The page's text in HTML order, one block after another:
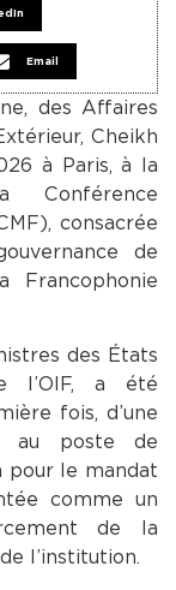
Email
des Affaires
Cheikh
à Paris, à la
Conférence
consacrée
de
Francophonie
des États
l’OIF, a été
fois, d’une
au poste de
pour le mandat
comme un
de la
l’institution.